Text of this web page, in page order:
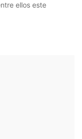
ellos este